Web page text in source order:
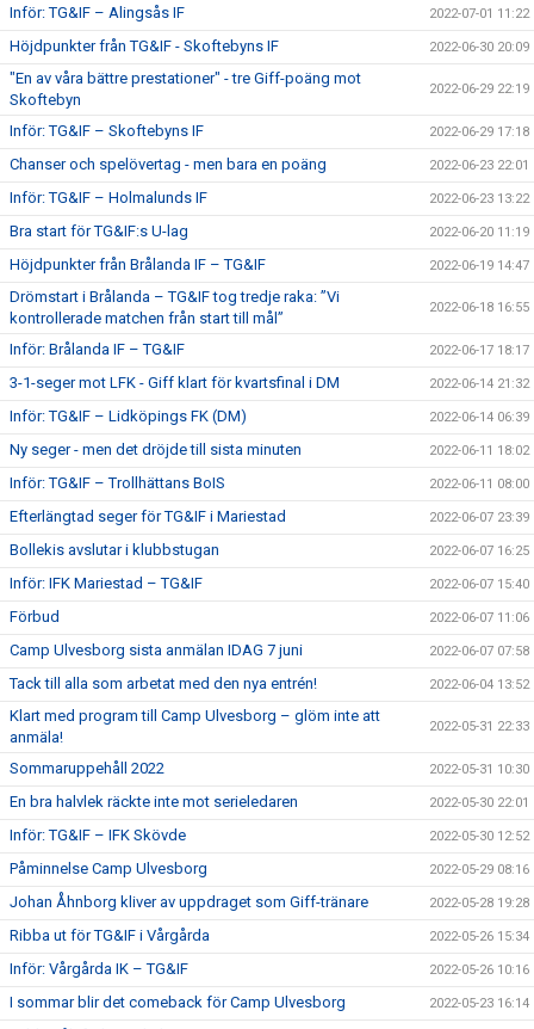
Inför: TG&IF – Alingsås IF 2022-07-01 11:22
Höjdpunkter från TG&IF - Skoftebyns IF 2022-06-30 20:09
"En av våra bättre prestationer" - tre Giff-poäng mot
Skoftebyn
2022-06-29 22:19
Inför: TG&IF – Skoftebyns IF 2022-06-29 17:18
Chanser och spelövertag - men bara en poäng 2022-06-23 22:01
Inför: TG&IF – Holmalunds IF 2022-06-23 13:22
Bra start för TG&IF:s U-lag 2022-06-20 11:19
Höjdpunkter från Brålanda IF – TG&IF 2022-06-19 14:47
Drömstart i Brålanda – TG&IF tog tredje raka: ”Vi
kontrollerade matchen från start till mål”
2022-06-18 16:55
Inför: Brålanda IF – TG&IF 2022-06-17 18:17
3-1-seger mot LFK - Giff klart för kvartsfinal i DM 2022-06-14 21:32
Inför: TG&IF – Lidköpings FK (DM) 2022-06-14 06:39
Ny seger - men det dröjde till sista minuten 2022-06-11 18:02
Inför: TG&IF – Trollhättans BoIS 2022-06-11 08:00
Efterlängtad seger för TG&IF i Mariestad 2022-06-07 23:39
Bollekis avslutar i klubbstugan 2022-06-07 16:25
Inför: IFK Mariestad – TG&IF 2022-06-07 15:40
Förbud 2022-06-07 11:06
Camp Ulvesborg sista anmälan IDAG 7 juni 2022-06-07 07:58
Tack till alla som arbetat med den nya entrén! 2022-06-04 13:52
Klart med program till Camp Ulvesborg – glöm inte att
anmäla!
2022-05-31 22:33
Sommaruppehåll 2022 2022-05-31 10:30
En bra halvlek räckte inte mot serieledaren 2022-05-30 22:01
Inför: TG&IF – IFK Skövde 2022-05-30 12:52
Påminnelse Camp Ulvesborg 2022-05-29 08:16
Johan Åhnborg kliver av uppdraget som Giff-tränare 2022-05-28 19:28
Ribba ut för TG&IF i Vårgårda 2022-05-26 15:34
Inför: Vårgårda IK – TG&IF 2022-05-26 10:16
I sommar blir det comeback för Camp Ulvesborg 2022-05-23 16:14